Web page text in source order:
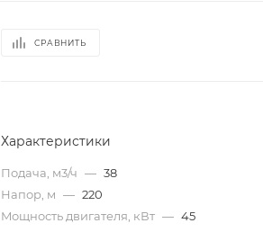
СРАВНИТЬ
Характеристики
Подача, м3/ч — 38
Напор, м — 220
Mощность двигателя, кВт — 45